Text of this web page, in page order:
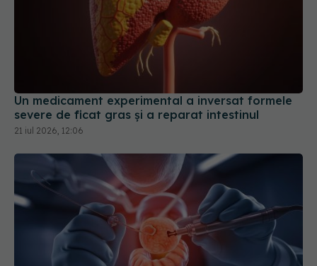
Un medicament experimental a inversat formele
severe de ficat gras și a reparat intestinul
21 iul 2026, 12:06